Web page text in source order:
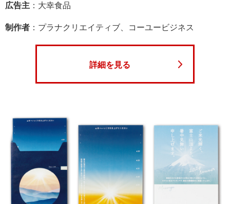
広告主 ：大幸食品
制作者 ：プラナクリエイティブ、コーユービジネス
詳細を見る